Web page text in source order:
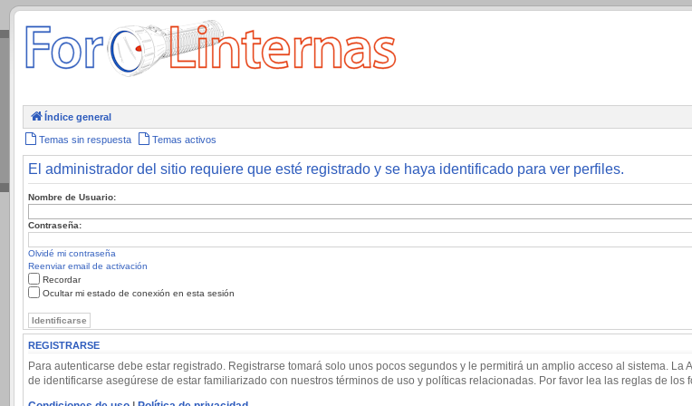
.
Índice general
Temas sin respuesta Temas activos
El administrador del sitio requiere que esté registrado y se haya identificado para ver perfiles.
Nombre de Usuario:
Contraseña:
Olvidé mi contraseña
Reenviar email de activación
Recordar
Ocultar mi estado de conexión en esta sesión
REGISTRARSE
Para autenticarse debe estar registrado. Registrarse tomará solo unos pocos segundos y le permitirá un amplio acceso al sistema.
de identificarse asegúrese de estar familiarizado con nuestros términos de uso y políticas relacionadas. Por favor lea las reglas de los